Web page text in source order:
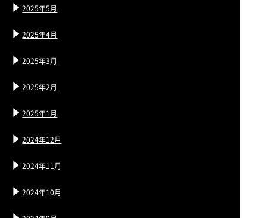
2025年5月
2025年4月
2025年3月
2025年2月
2025年1月
2024年12月
2024年11月
2024年10月